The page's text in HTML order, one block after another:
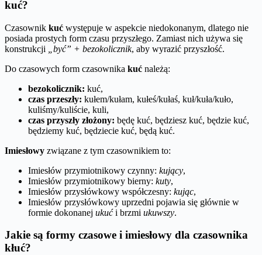
kuć?
Czasownik kuć występuje w aspekcie niedokonanym, dlatego nie
posiada prostych form czasu przyszłego. Zamiast nich używa się
konstrukcji
„być” + bezokolicznik, aby wyrazić przyszłość.
Do czasowych form czasownika kuć należą:
bezokolicznik: kuć,
czas przeszły: kułem/kułam, kułeś/kułaś, kuł/kuła/kuło,
kuliśmy/kuliście, kuli,
czas przyszły złożony: będę kuć, będziesz kuć, będzie kuć,
będziemy kuć, będziecie kuć, będą kuć.
Imiesłowy związane z tym czasownikiem to:
Imiesłów przymiotnikowy czynny: kujący,
Imiesłów przymiotnikowy bierny: kuty,
Imiesłów przysłówkowy współczesny: kując,
Imiesłów przysłówkowy uprzedni pojawia się głównie w
formie dokonanej ukući brzmi ukuwszy.
Jakie są formy czasowe i imiesłowy dla czasownika
kłuć?